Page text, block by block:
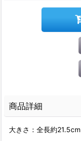
商品詳細
大きさ：全長約21.5cm